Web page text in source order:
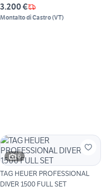
3.200 €
Montalto di Castro(VT)
6
TAG HEUER PROFESSIONAL
DIVER 1500 FULL SET